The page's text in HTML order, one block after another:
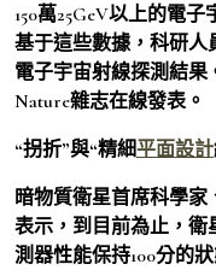
150萬25GeV以上的電子
基于這些數據，科研人
電子宇宙射線探測結果
Nature雜志在線發表。
“拐折”與“精細平面設計
暗物質衛星首席科學
表示，到目前為止，衛
測器性能保持100分的